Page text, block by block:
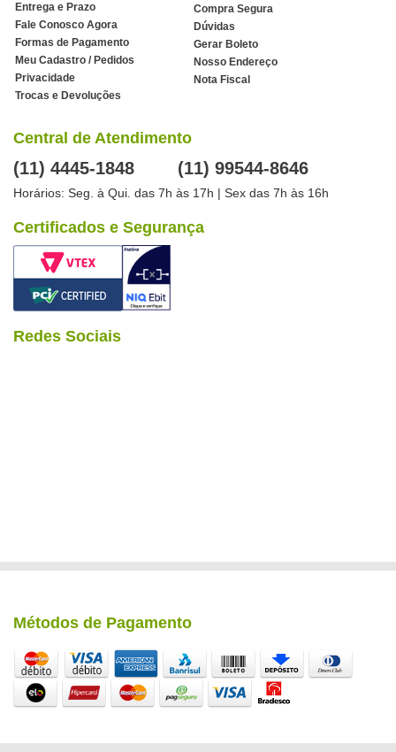
Entrega e Prazo
Fale Conosco Agora
Formas de Pagamento
Meu Cadastro / Pedidos
Privacidade
Trocas e Devoluções
Compra Segura
Dúvidas
Gerar Boleto
Nosso Endereço
Nota Fiscal
Central de Atendimento
(11) 4445-1848 (11) 99544-8646
Horários: Seg. à Qui. das 7h às 17h | Sex das 7h às 16h
Certificados e Segurança
Redes Sociais
Métodos de Pagamento